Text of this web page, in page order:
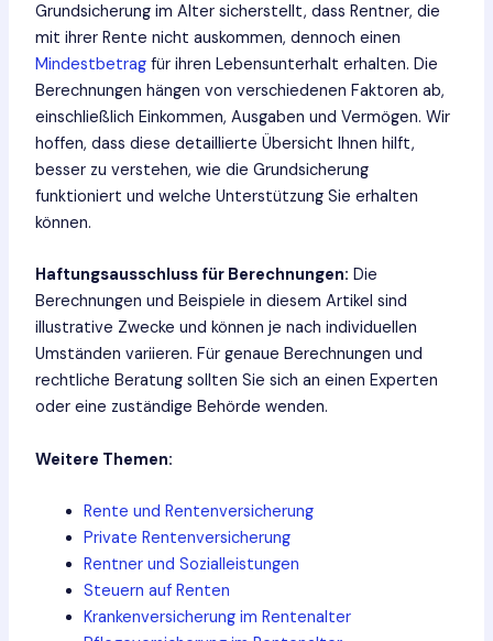
Grundsicherung im Alter sicherstellt, dass Rentner, die
mit ihrer Rente nicht auskommen, dennoch einen
Mindestbetragfür ihren Lebensunterhalt erhalten. Die
Berechnungen hängen von verschiedenen Faktoren ab,
einschließlich Einkommen, Ausgaben und Vermögen. Wir
hoffen, dass diese detaillierte Übersicht Ihnen hilft,
besser zu verstehen, wie die Grundsicherung
funktioniert und welche Unterstützung Sie erhalten
können.
Haftungsausschluss für Berechnungen: Die
Berechnungen und Beispiele in diesem Artikel sind
illustrative Zwecke und können je nach individuellen
Umständen variieren. Für genaue Berechnungen und
rechtliche Beratung sollten Sie sich an einen Experten
oder eine zuständige Behörde wenden.
Weitere Themen:
Rente und Rentenversicherung
Private Rentenversicherung
Rentner und Sozialleistungen
Steuern auf Renten
Krankenversicherung im Rentenalter